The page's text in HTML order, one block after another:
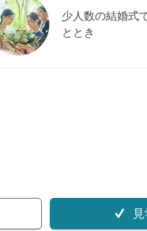
少人数の結婚式
ととき